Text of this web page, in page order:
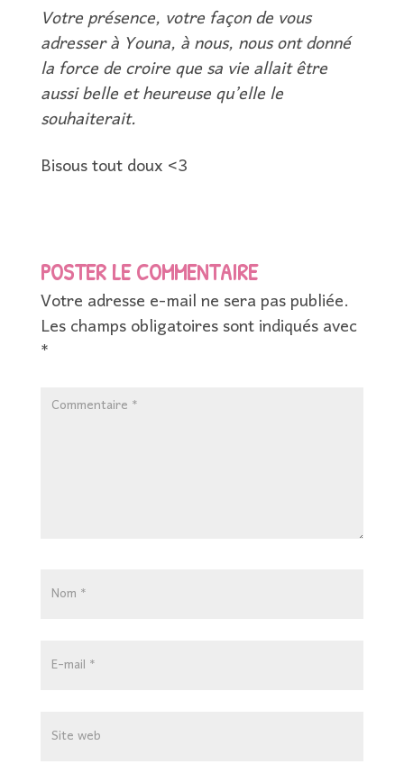
Votre présence, votre façon de vous
adresser à Youna, à nous, nous ont donné
la force de croire que sa vie allait être
aussi belle et heureuse qu’elle le
souhaiterait.
Bisous tout doux <3
POSTER LE COMMENTAIRE
Votre adresse e-mail ne sera pas publiée.
Les champs obligatoires sont indiqués avec
*